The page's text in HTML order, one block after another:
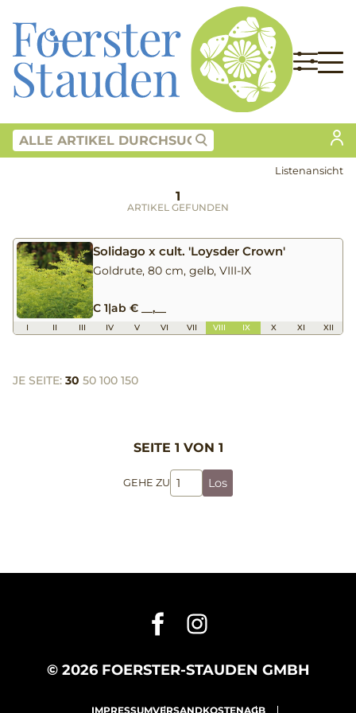
Listenansicht
1
ARTIKEL GEFUNDEN
Solidago x cult. 'Loysder Crown'
Goldrute, 80 cm, gelb, VIII-IX
C 1|ab € __,__
I II III IV V VI VII VIII IX X XI XII
JE SEITE: 30 50 100 150
SEITE 1 VON 1
GEHE ZU Los
© 2026 FOERSTER-STAUDEN GMBH
IMPRESSUMVERSANDKOSTENAGB